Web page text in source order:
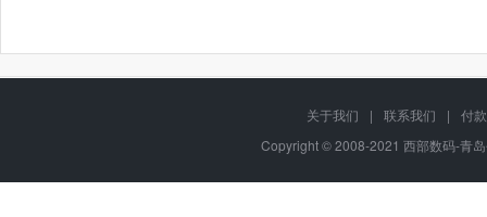
关于我们 | 联系我们 |
付
Copyright © 2008-2021 西部数码-青